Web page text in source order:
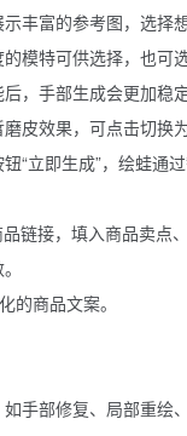
丰富的参考图，选择
模特可供选择，也可
，手部生成会更加稳
皮效果，可点击切换
“立即生成”，绘蛙通
链接，填入商品卖点
的商品文案。
手部修复、局部重